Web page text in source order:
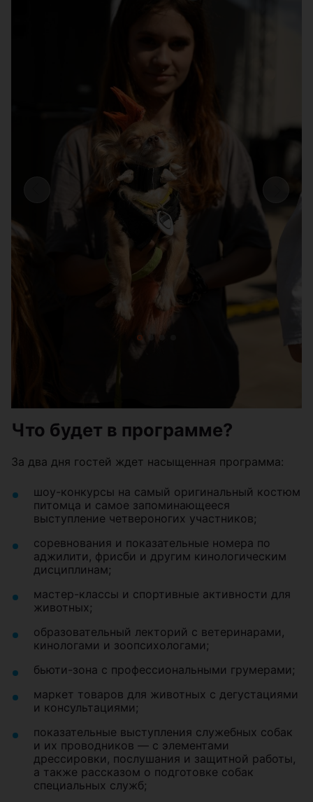
Что будет в программе?
За два дня гостей ждет насыщенная программа:
шоу-конкурсы на самый оригинальный костюм
питомца и самое запоминающееся
выступление четвероногих участников;
соревнования и показательные номера по
аджилити, фрисби и другим кинологическим
дисциплинам;
мастер-классы и спортивные активности для
животных;
образовательный лекторий с ветеринарами,
кинологами и зоопсихологами;
бьюти-зона с профессиональными грумерами;
маркет товаров для животных с дегустациями
и консультациями;
показательные выступления служебных собак
и их проводников — с элементами
дрессировки, послушания и защитной работы,
а также рассказом о подготовке собак
специальных служб;